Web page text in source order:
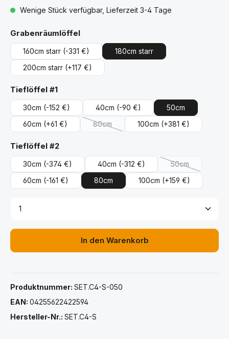
Wenige Stück verfügbar, Lieferzeit 3-4 Tage
Grabenräumlöffelauswählen
160cm starr (-331 €)
180cm starr
200cm starr (+117 €)
Tieflöffel #1auswählen
30cm (-152 €) 40cm (-90 €)
50cm
60cm (+61 €) 80cm
(Diese Option ist zurzeit nicht verfügbar.)
100cm (+381 €)
Tieflöffel #2auswählen
30cm (-374 €) 40cm (-312 €) 50cm
(Diese Option
60cm (-161 €) 80cm 100cm (+159 €)
Produkt Anzahl: Gib den gewünschten Wert ein
In den Warenkorb
Produktnummer: SET.C4-S-050
EAN: 04255622422594
Hersteller-Nr.: SET.C4-S